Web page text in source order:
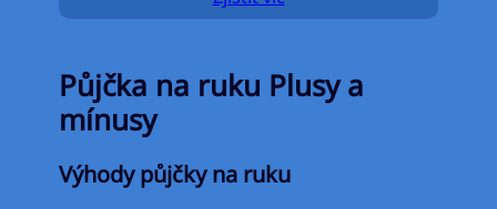
Půjčka na ruku Plusy a
mínusy
Výhody půjčky na ruku